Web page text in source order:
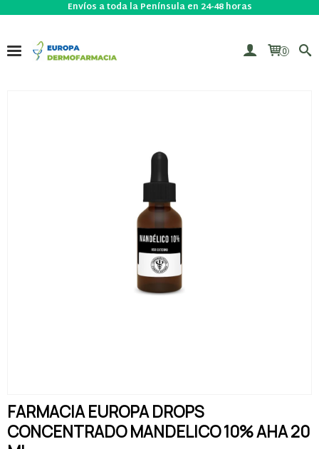
Envíos a toda la Península en 24-48 horas
0
FARMACIA EUROPA DROPS
CONCENTRADO MANDELICO 10% AHA 20